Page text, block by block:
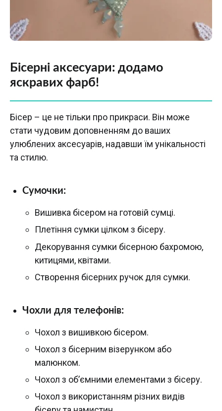
Бісерні аксесуари: додамо
яскравих фарб!
Бісер – це не тільки про прикраси. Він може
стати чудовим доповненням до ваших
улюблених аксесуарів, надавши їм унікальності
та стилю.
Сумочки:
Вишивка бісером на готовій сумці.
Плетіння сумки цілком з бісеру.
Декорування сумки бісерною бахромою,
китицями, квітами.
Створення бісерних ручок для сумки.
Чохли для телефонів:
Чохол з вишивкою бісером.
Чохол з бісерним візерунком або
малюнком.
Чохол з об’ємними елементами з бісеру.
Чохол з використанням різних видів